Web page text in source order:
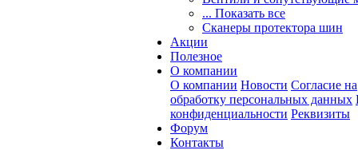
... Показать все
Сканеры протектора шин
Акции
Полезное
О компании
О компании Новости Согласие на
обработку персональных данных
конфиденциальности Реквизиты
Форум
Контакты